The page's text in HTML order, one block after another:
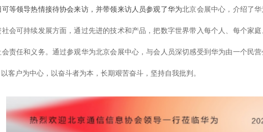
等领导热情接待协会来访，并带领来访人员参观了华为北京会展中心，介绍了
会可持续发展方面，通过先进的技术和产品，把数字世界带入每个人、每个家
责任和义务。通过参观华为北京会展中心，与会人员深切感受到华为由一个民
客户为中心，以奋斗者为本，长期艰苦奋斗，坚持自我批判。